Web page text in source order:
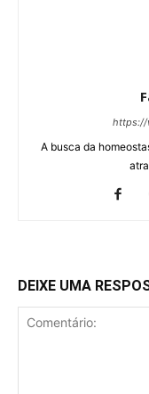
https://
A busca da
DEIXE UMA